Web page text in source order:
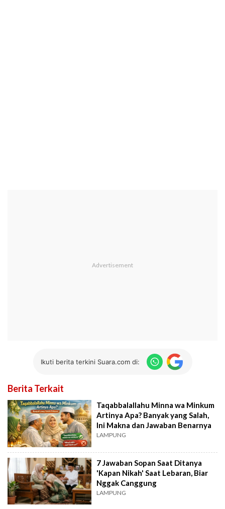
Ikuti berita terkini Suara.com di:
Berita Terkait
Taqabbalallahu Minna wa Minkum
Artinya Apa? Banyak yang Salah,
Ini Makna dan Jawaban Benarnya
LAMPUNG
7 Jawaban Sopan Saat Ditanya
'Kapan Nikah' Saat Lebaran, Biar
Nggak Canggung
LAMPUNG